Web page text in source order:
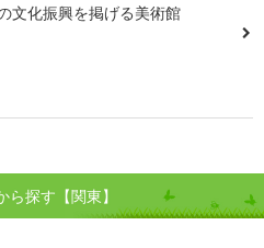
文化振興を掲げる美術館
探す【関東】